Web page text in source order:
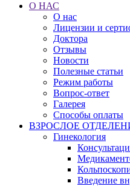
О НАС
О нас
Лицензии и
Доктора
Отзывы
Новости
Полезные статьи
Режим работы
Вопрос-ответ
Галерея
Способы оплаты
ВЗРОСЛОЕ
Гинекология
Введение